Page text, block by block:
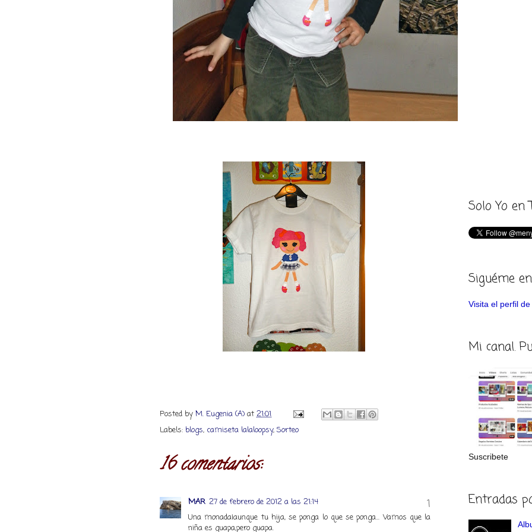
Posted by M. Eugenia (A) at 21:01
Labels: blogs, camiseta lalaloopsy, Sorteo
16 comentarios:
MAR 27 de febrero de 2012 a las 21:14
Una monada¡aunque tu hija, se ponga lo que se ponga... Vamos que la
niña es guapa,pero guapa.
Solo Yo en
Siguéme
Visita el perfil
Mi canal.
Suscribete
Entradas